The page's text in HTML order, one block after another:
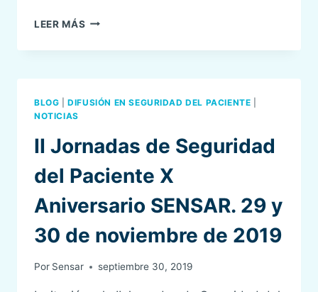
LEER MÁS SENSAR
SENSAPP
CONGRESO
LA
ASOCIACIÓN
ESPAÑOLA
DE
ENFERMERÍA
DE
ANESTESIA,
REANIMACIÓN
TERAPIA
DEL
BLOG |DIFUSIÓN EN SEGURIDAD DEL PACIENTE
NOTICIAS
II Jornadas de Seguridad
del Paciente X
Aniversario SENSAR. 29 y
30 de noviembre de 2019
Por Sensar septiembre 30, 2019